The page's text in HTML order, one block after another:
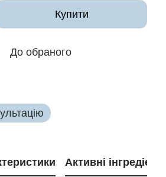
Купити
До обраного
Активні